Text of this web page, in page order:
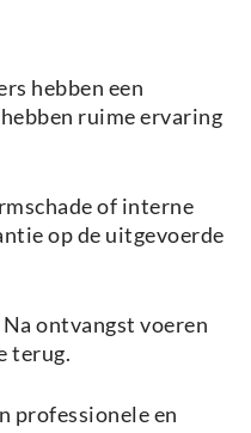
hebben een
ruime ervaring
of interne
op de uitgevoerde
ontvangst voeren
terug.
professionele en